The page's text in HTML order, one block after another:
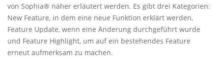
von Sophia® näher erläutert werden. Es gibt drei Kategorien:
New Feature, in dem eine neue Funktion erklärt werden,
Feature Update, wenn eine Änderung durchgeführt wurde
und Feature Highlight, um auf ein bestehendes Feature
erneut aufmerksam zu machen.